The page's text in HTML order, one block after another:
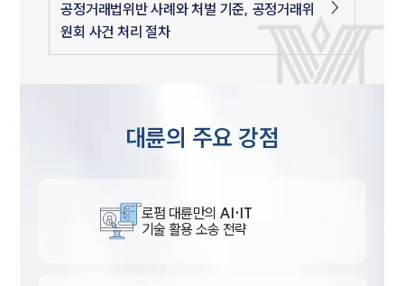
공정거래법위반 사례와 처벌 기준, 공정거래위
원회 사건 처리 절차
대륜의 주요 강점
로펌 대륜만의 AI·IT
기술 활용 소송 전략